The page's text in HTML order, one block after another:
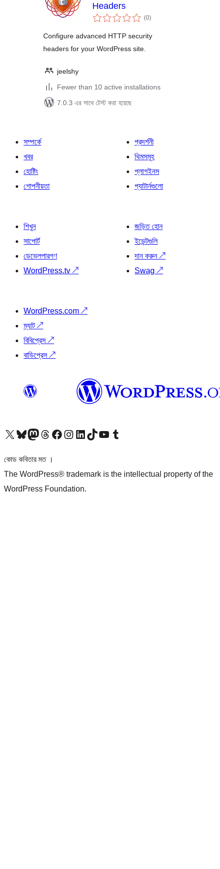
Headers
(0total
ratings
)
Configure advanced HTTP security
headers for your WordPress site.
jeelshy
Fewer than 10 active installations
7.0.3 এর সাথে টেস্ট করা হয়েছে
সম্পর্কে
খবর
হোষ্টিং
গোপনীয়তা
প্রদর্শনী
থিমসমূহ
প্লাগইনস
প্যাটার্নগুলো
শিখুন
সাপোর্ট
ডেভেলপারগণ
WordPress.tv ↗
জড়িত হোন
ইভেন্টগুলি
দান করুন↗
Swag ↗
WordPress.com ↗
ম্যাট↗
বিবিপ্রেস↗
বাডিপ্রেস↗
আমাদের X (আগের টুইটার) অ্যাকাউন্টে যানআমাদের Bluesky অ্যাকাউন্টটি দেখুনআমাদের মাস্টোডন অ্যাকাউন্টটি দেখুনআমাদের থ্রেডস অ্যাকাউন্টটি দেখুনআমাদের ফেসবুক পেজ দেখুনআমাদের ইন্সটাগ্রাম অ্যাকাউন্ট দেখুনআমাদের লিঙ্কডইন অ্যাকাউন্টে যানআমাদের TikTok অ্যাকাউন্টটি দেখুনআমাদের ইউটিউব চ্যানেলে যান আমাদের টাম্বলার অ্যাকাউন্ট দেখুন
কোড কবিতার মত ।
The WordPress® trademark is the intellectual property of the
WordPress Foundation.